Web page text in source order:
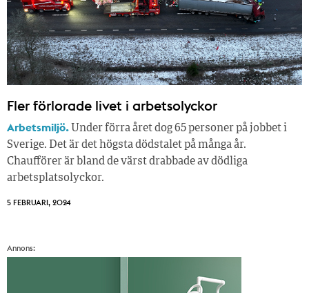
Fler förlorade livet i arbetsolyckor
Arbetsmiljö. Under förra året dog 65 personer på jobbet i
Sverige. Det är det högsta dödstalet på många år.
Chaufförer är bland de värst drabbade av dödliga
arbetsplatsolyckor.
5 FEBRUARI, 2024
Annons: